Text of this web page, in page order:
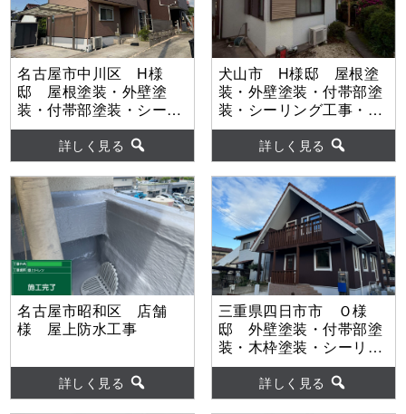
名古屋市中川区 H様
邸 屋根塗装・外壁塗
装・付帯部塗装・シーリ
ング工事・防水工事
【使用塗料】屋根：ｳﾙﾄﾗ
Si 外壁：ｳﾙﾄﾗSi
詳しく見る
犬山市 H様邸 屋根塗
装・外壁塗装・付帯部塗
装・シーリング工事・外
壁補修工事 【使用塗
料】屋根：ｳﾙﾄﾗSi 外
壁：ｳﾙﾄﾗSi
詳しく見る
名古屋市昭和区 店舗
様 屋上防水工事
詳しく見る
三重県四日市市 Ｏ様
邸 外壁塗装・付帯部塗
装・木枠塗装・シーリン
グ工事・階段補修工事・
給湯器交換工事 【使用
塗料】外壁：MUGA zero
詳しく見る